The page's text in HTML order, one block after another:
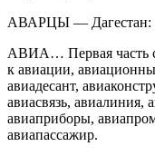
АВАРЦЫ — Дагестан:
АВИА… Первая часть
к авиации,
авиадесант,
авиасвязь, авиалиния,
авиаприборы,
авиапассажир.